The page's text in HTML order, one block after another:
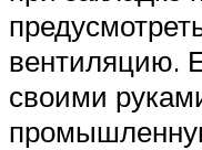
вентиляцию.
своими